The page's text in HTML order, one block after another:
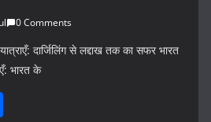
0 Comments
दार्जिलिंग से लद्दाख तक का सफर भारत
भारत के